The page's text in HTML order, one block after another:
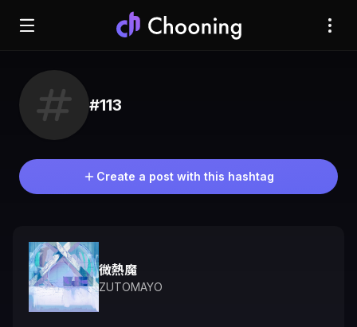
#113
Create a post with this hashtag
微熱魔
ZUTOMAYO